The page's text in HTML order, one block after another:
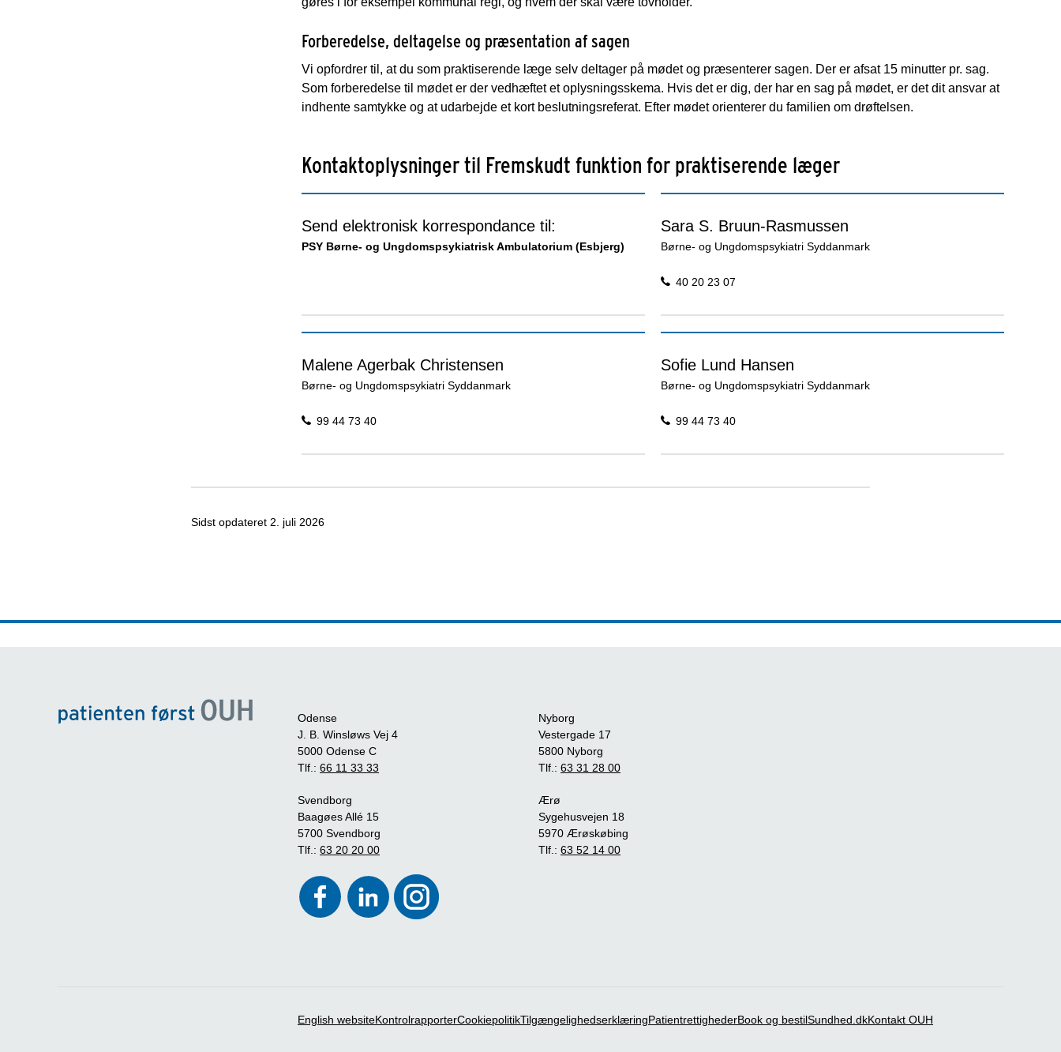
Forberedelse, deltagelse og præsentation af sagen
Vi opfordrer til, at du som praktiserende læge selv deltager på mødet og præsenterer sagen. Der er afsat 15 minutter pr. sag.
Som forberedelse til mødet er der vedhæftet et oplysningsskema. Hvis det er dig, der har en sag på mødet, er det dit ansvar at
indhente samtykke og at udarbejde et kort beslutningsreferat. Efter mødet orienterer du familien om drøftelsen.
Kontaktoplysninger til Fremskudt funktion for praktiserende læger
Send elektronisk korrespondance til:
PSY Børne- og Ungdomspsykiatrisk Ambulatorium (Esbjerg)
Sara S. Bruun-Rasmussen
Børne- og Ungdomspsykiatri Syddanmark
40 20 23 07
Malene Agerbak Christensen
Børne- og Ungdomspsykiatri Syddanmark
99 44 73 40
Sofie Lund Hansen
Børne- og Ungdomspsykiatri Syddanmark
99 44 73 40
Sidst opdateret 2. juli 2026
Odense
J. B. Winsløws Vej 4
5000 Odense C
Tlf.: 66 11 33 33
Svendborg
Baagøes Allé 15
5700 Svendborg
Tlf.: 63 20 20 00
Nyborg
Vestergade 17
5800 Nyborg
Tlf.: 63 31 28 00
Ærø
Sygehusvejen 18
5970 Ærøskøbing
Tlf.: 63 52 14 00
English websiteKontrolrapporterCookiepolitikTilgængelighedserklæringPatientrettighederBook og bestilSundhed.dkKontakt OUH